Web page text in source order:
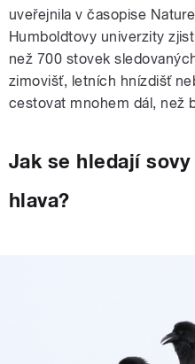
uveřejnila v časopise
Humboldtovy univerzity
než 700 stovek
zimovišť, letních hnízdišť
cestovat mnohem dál, než
Jak se hledají
hlava?